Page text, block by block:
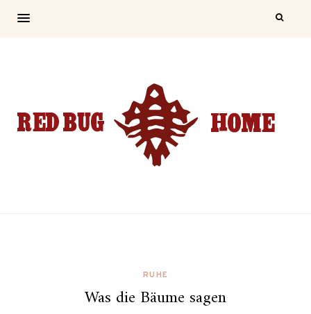
RUHE
Was die Bäume sagen